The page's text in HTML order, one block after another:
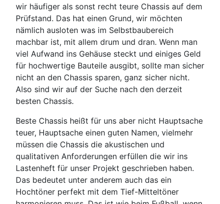
wir häufiger als sonst recht teure Chassis auf dem
Prüfstand. Das hat einen Grund, wir möchten
nämlich ausloten was im Selbstbaubereich
machbar ist, mit allem drum und dran. Wenn man
viel Aufwand ins Gehäuse steckt und einiges Geld
für hochwertige Bauteile ausgibt, sollte man sicher
nicht an den Chassis sparen, ganz sicher nicht.
Also sind wir auf der Suche nach den derzeit
besten Chassis.
Beste Chassis heißt für uns aber nicht Hauptsache
teuer, Hauptsache einen guten Namen, vielmehr
müssen die Chassis die akustischen und
qualitativen Anforderungen erfüllen die wir ins
Lastenheft für unser Projekt geschrieben haben.
Das bedeutet unter anderem auch das ein
Hochtöner perfekt mit dem Tief-Mitteltöner